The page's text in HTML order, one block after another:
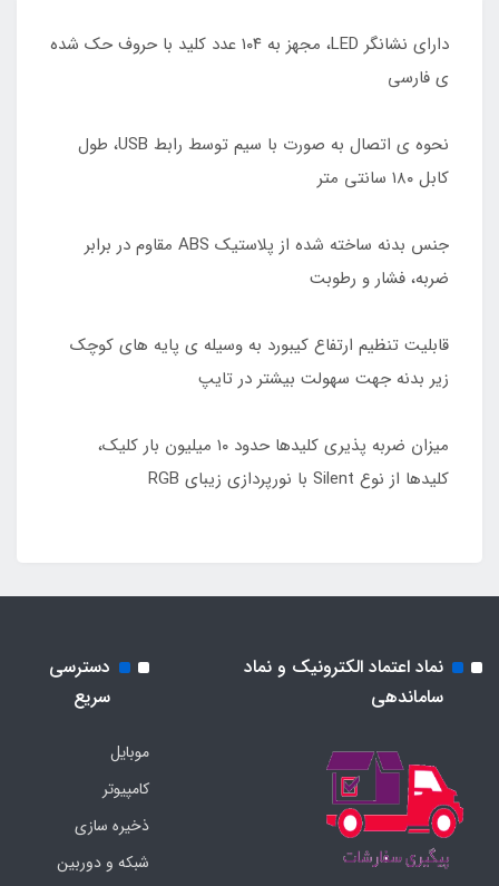
دارای نشانگر LED، مجهز به ۱۰۴ عدد کلید با حروف حک شده
ی فارسی
نحوه ی اتصال به صورت با سیم توسط رابط USB، طول
کابل ۱۸۰ سانتی متر
جنس بدنه ساخته شده از پلاستیک ABS مقاوم در برابر
ضربه، فشار و رطوبت
قابلیت تنظیم ارتفاع کیبورد به وسیله ی پایه های کوچک
زیر بدنه جهت سهولت بیشتر در تایپ
میزان ضربه پذیری کلیدها حدود ۱۰ میلیون بار کلیک،
کلیدها از نوع Silent با نورپردازی زیبای RGB
نماد اعتماد الکترونیک و نماد
ساماندهی
دسترسی
سریع
موبایل
کامپیوتر
ذخیره سازی
شبکه و دوربین